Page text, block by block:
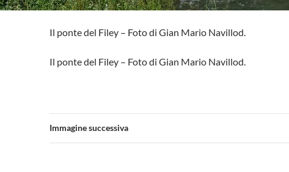
Il ponte del Filey – Foto di Gian Mario Navillod.
Il ponte del Filey – Foto di Gian Mario Navillod.
Immagine successiva